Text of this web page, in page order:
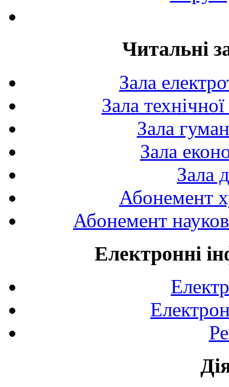
Читальні
Зала
Зала
Зала
Зала
Зала
Абонемент
Абонемент
Електронні